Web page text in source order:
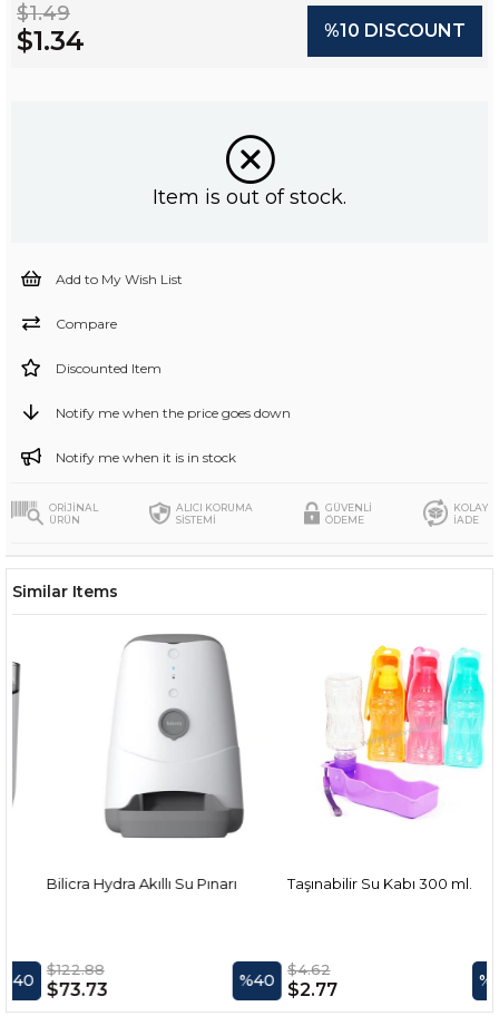
$1.49
$1.34 %10 DISCOUNT
Item is out of stock.
Add to My Wish List
Compare
Discounted Item
Notify me when the price goes down
Notify me when it is in stock
ORİJİNAL
ÜRÜN
ALICI KORUMA
SİSTEMİ
GÜVENLİ
ÖDEME
KOLAY
İADE
Similar Items
Bilicra Hydra Akıllı Su Pınarı
$122.88
$73.73 %40
Taşınabilir Su Kabı 300 ml.
$4.62
$2.77 %40